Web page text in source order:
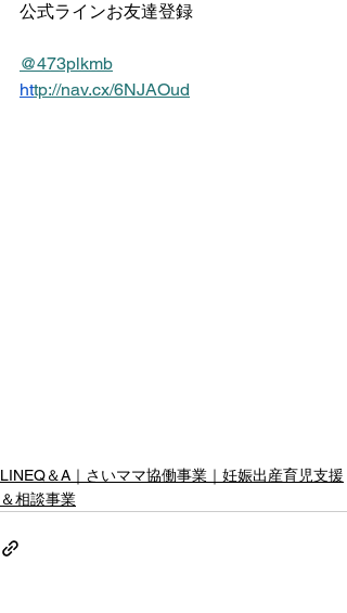
公式ラインお友達登録
@473plkmb
http://nav.cx/6NJAOud
LINEQ＆A｜さいママ協働事業｜妊娠出産育児支援
＆相談事業